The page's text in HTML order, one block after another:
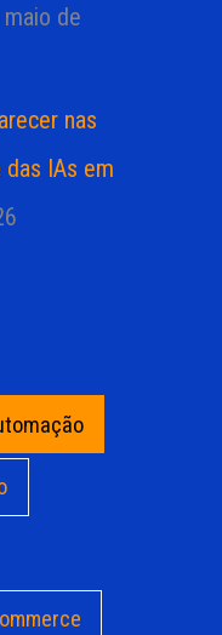
de
nas
das IAs em